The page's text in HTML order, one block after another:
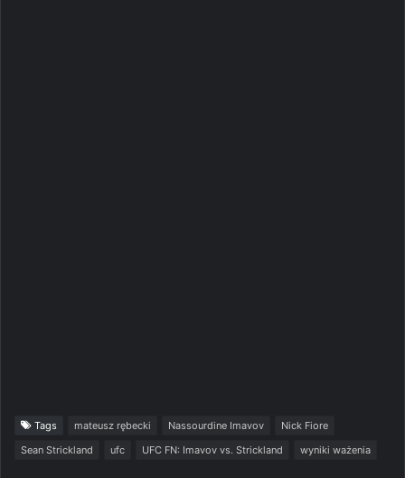
Tags mateusz rębecki Nassourdine Imavov
Nick Fiore
Sean Strickland
ufc UFC FN: Imavov vs. Strickland wyniki ważenia